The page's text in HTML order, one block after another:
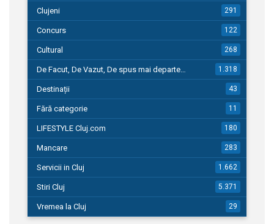
Clujeni 291
Concurs 122
Cultural 268
De Facut, De Vazut, De spus mai departe… 1.318
Destinații 43
Fără categorie 11
LIFESTYLE Cluj.com 180
Mancare 283
Servicii in Cluj 1.662
Stiri Cluj 5.371
Vremea la Cluj 29